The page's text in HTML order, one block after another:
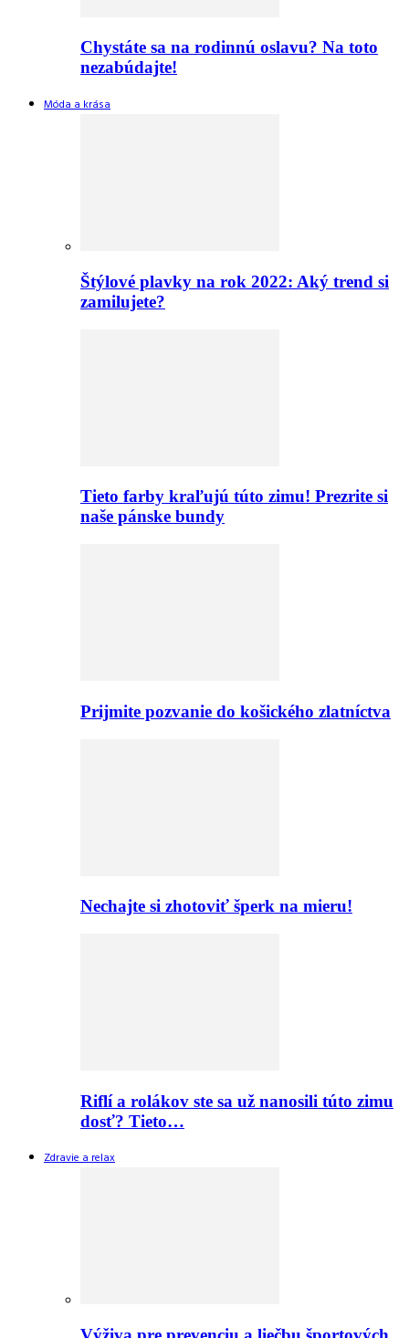
Chystáte sa na rodinnú oslavu? Na toto
nezabúdajte!
Móda a krása
Štýlové plavky na rok 2022: Aký trend si
zamilujete?
Tieto farby kraľujú túto zimu! Prezrite si
naše pánske bundy
Prijmite pozvanie do košického zlatníctva
Nechajte si zhotoviť šperk na mieru!
Riflí a rolákov ste sa už nanosili túto zimu
dosť? Tieto…
Zdravie a relax